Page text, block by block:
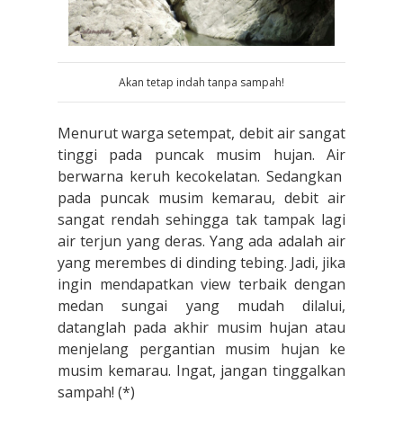
Akan tetap indah tanpa sampah!
Menurut warga setempat, debit air sangat
tinggi pada puncak musim hujan. Air
berwarna keruh kecokelatan. Sedangkan
pada puncak musim kemarau, debit air
sangat rendah sehingga tak tampak lagi
air terjun yang deras. Yang ada adalah air
yang merembes di dinding tebing. Jadi, jika
ingin mendapatkan view terbaik dengan
medan sungai yang mudah dilalui,
datanglah pada akhir musim hujan atau
menjelang pergantian musim hujan ke
musim kemarau. Ingat, jangan tinggalkan
sampah! (*)